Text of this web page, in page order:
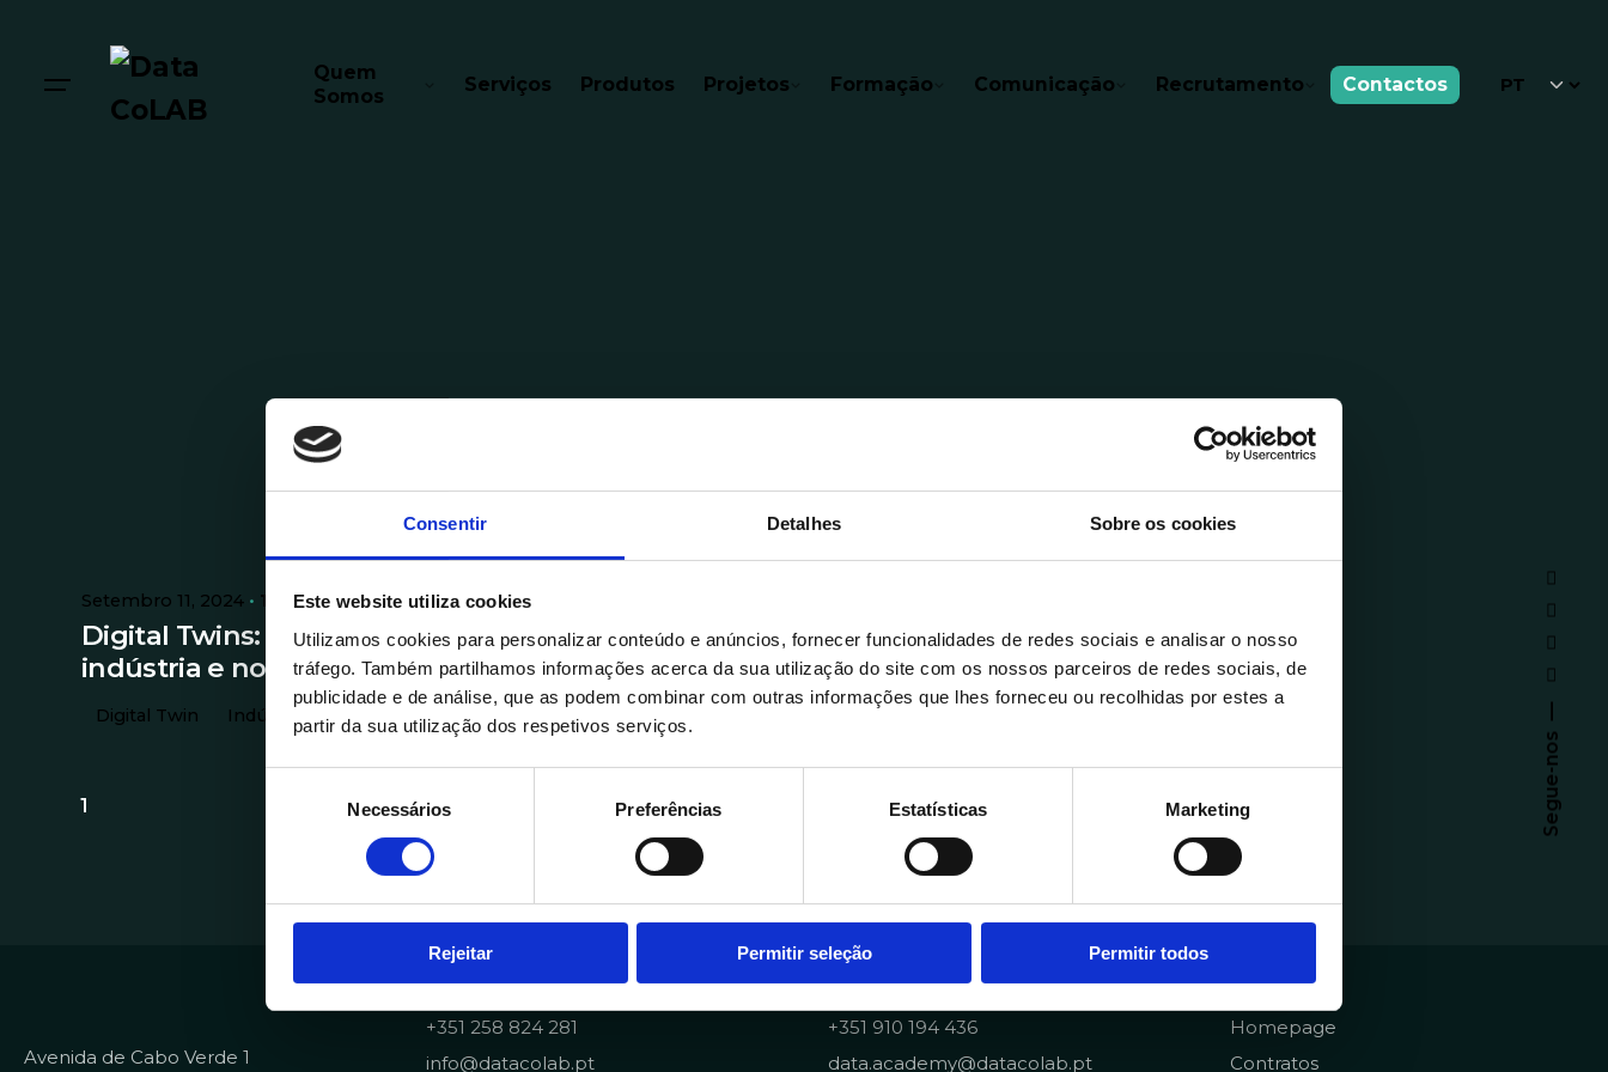
Consentir Detalhes Sobre os cookies
Este website utiliza cookies
Utilizamos cookies para personalizar conteúdo e anúncios, fornecer funcionalidades de redes sociais e analisar o nosso
tráfego. Também partilhamos informações acerca da sua utilização do site com os nossos parceiros de redes sociais, de
publicidade e de análise, que as podem combinar com outras informações que lhes forneceu ou recolhidas por estes a
partir da sua utilização dos respetivos serviços.
e
Necessários Preferências Estatísticas Marketing
Rejeitar Permitir seleção Permitir todos
Segue-nos
Quem
Somos
Serviços Produtos Projetos Formação Comunicação Recrutamento Contactos
Setembro 11, 2024 10 min read
Digital Twins: o futuro na
indústria e nos serviços
Digital Twin Indústria Tecnologia
1
Avenida de Cabo Verde 1
Contactos
+351 258 824 281
info@datacolab.pt
Portuguese Data Academy
+351 910 194 436
data.academy@datacolab.pt
Sobre
Homepage
Contratos